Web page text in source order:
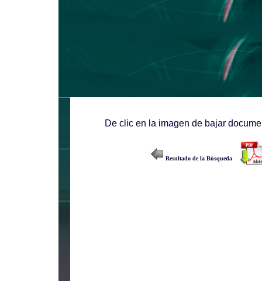
De clic en la imagen de bajar
Resultado de la Búsqueda